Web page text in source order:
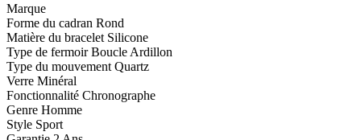
Marque
Forme du cadran Rond
Matière du bracelet Silicone
Type de fermoir Boucle Ardillon
Type du mouvement Quartz
Verre Minéral
Fonctionnalité Chronographe
Genre Homme
Style Sport